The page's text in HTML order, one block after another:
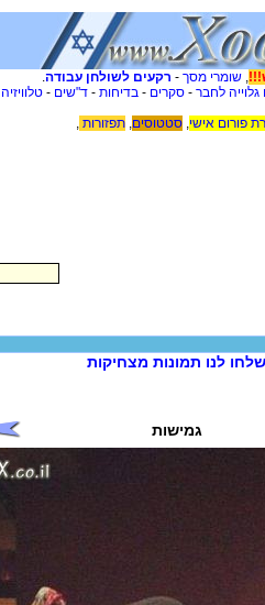
, שומרי מסך - רקעים לשולחן עבודה.
לחבר - סקרים - בדיחות - ד"שים - טלוויזיה
פורום אישי, סטטוסים, תפזורות ,
שלחו לנו תמונות מצחיקות
גמישות